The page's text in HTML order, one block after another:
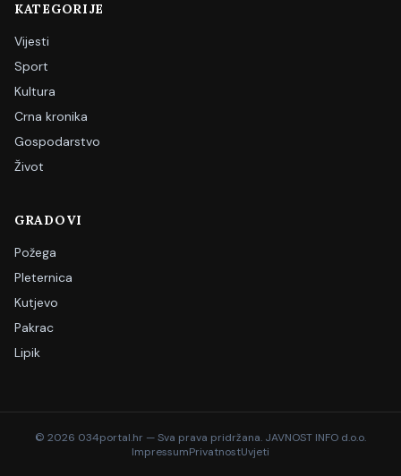
KATEGORIJE
Vijesti
Sport
Kultura
Crna kronika
Gospodarstvo
Život
GRADOVI
Požega
Pleternica
Kutjevo
Pakrac
Lipik
© 2026 034portal.hr — Sva prava pridržana. JAVNOST INFO d.o.o.
ImpressumPrivatnostUvjeti